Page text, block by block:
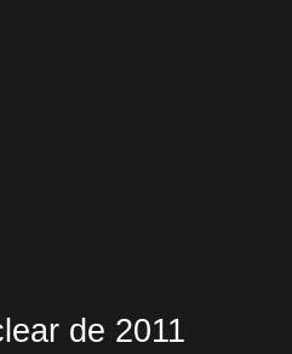
de 2011